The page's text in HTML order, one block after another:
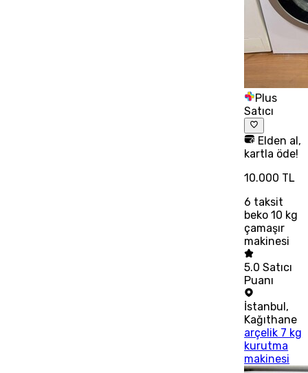
Plus
Satıcı
Elden al,
kartla öde!
10.000 TL
6 taksit
beko 10 kg
çamaşır
makinesi
5.0 Satıcı
Puanı
İstanbul,
Kağıthane
arçelik 7 kg
kurutma
makinesi